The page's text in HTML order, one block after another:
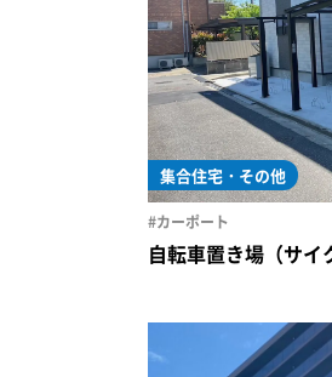
集合住宅・その他
#カーポート
自転車置き場（サイ